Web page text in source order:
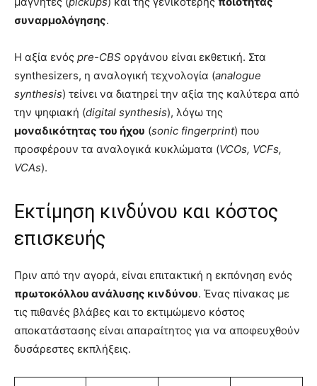
συναρμολόγησης.
Η αξία ενός pre-CBS οργάνου είναι εκθετική. Στα
synthesizers, η αναλογική τεχνολογία (analogue
synthesis) τείνει να διατηρεί την αξία της καλύτερα από
την ψηφιακή (digital synthesis), λόγω της
μοναδικότητας του ήχου (sonic fingerprint) που
προσφέρουν τα αναλογικά κυκλώματα (VCOs, VCFs,
VCAs).
Εκτίμηση κινδύνου και κόστος
επισκευής
Πριν από την αγορά, είναι επιτακτική η εκπόνηση ενός
πρωτοκόλλου ανάλυσης κινδύνου. Ένας πίνακας με
τις πιθανές βλάβες και το εκτιμώμενο κόστος
αποκατάστασης είναι απαραίτητος για να αποφευχθούν
δυσάρεστες εκπλήξεις.